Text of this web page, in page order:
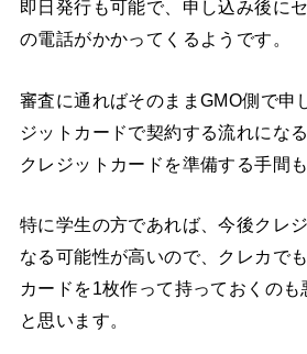
即日発行も可能で、申し込み後に
の電話がかかってくるようです。
審査に通ればそのままGMO側で申
ジットカードで契約する流れにな
クレジットカードを準備する手間
特に学生の方であれば、今後クレ
なる可能性が高いので、クレカで
カードを1枚作って持っておくの
と思います。